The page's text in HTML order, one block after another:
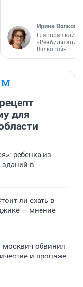
Ирина Волкова
Главврач
«Реабилитация
Волковой»
для
ребенка из
зданий в
ли ехать в
— мнение
москвич обвинил
и пропаже